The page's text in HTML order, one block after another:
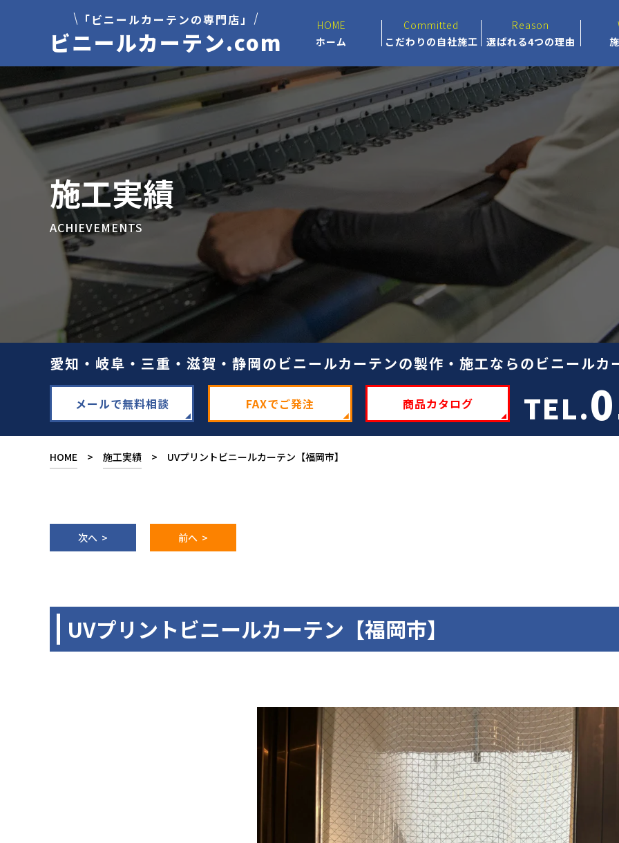
「ビニールカーテンの専門店」
ビニールカーテン.com
HOME
ホーム
Committed
こだわりの自社施工
Reason
選ばれる4つの理由
施工実績
ACHIEVEMENTS
愛知・岐阜・三重・滋賀・静岡のビニールカーテンの製作・施工ならのビニール
メールで無料相談 FAXでご発注 商品カタログ TEL.
HOME > 施工実績 > UVプリントビニールカーテン【福岡市】
次へ > 前へ >
UVプリントビニールカーテン【福岡市】